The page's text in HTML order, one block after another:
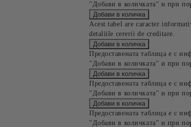
"Добави в количката" и при
Acest tabel are caracter
detaliile cererii de creditare.
Предоставената таблица е с
"Добави в количката" и при
Предоставената таблица е с
"Добави в количката" и при
Предоставената таблица е с
"Добави в количката" и при